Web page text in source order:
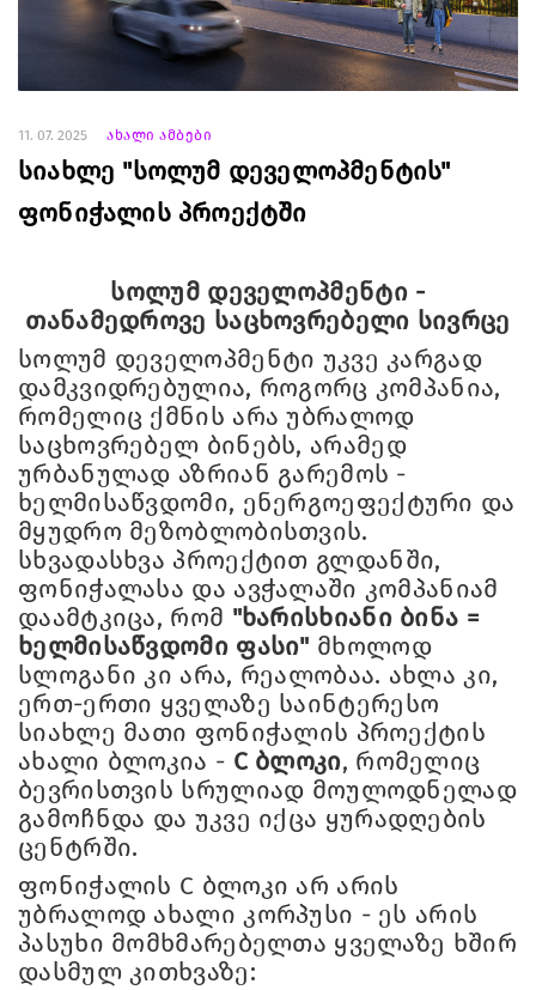
11. 07. 2025 ახალი ამბები
სიახლე "სოლუმ დეველოპმენტის"
ფონიჭალის პროექტში
სოლუმ დეველოპმენტი -
თანამედროვე საცხოვრებელი სივრცე
სოლუმ დეველოპმენტი უკვე კარგად
დამკვიდრებულია, როგორც კომპანია,
რომელიც ქმნის არა უბრალოდ
საცხოვრებელ ბინებს, არამედ
ურბანულად აზრიან გარემოს -
ხელმისაწვდომი, ენერგოეფექტური და
მყუდრო მეზობლობისთვის.
სხვადასხვა პროექტით გლდანში,
ფონიჭალასა და ავჭალაში კომპანიამ
დაამტკიცა, რომ "ხარისხიანი ბინა =
ხელმისაწვდომი ფასი" მხოლოდ
სლოგანი კი არა, რეალობაა. ახლა კი,
ერთ-ერთი ყველაზე საინტერესო
სიახლე მათი ფონიჭალის პროექტის
ახალი ბლოკია - C ბლოკი, რომელიც
ბევრისთვის სრულიად მოულოდნელად
გამოჩნდა და უკვე იქცა ყურადღების
ცენტრში.
ფონიჭალის C ბლოკი არ არის
უბრალოდ ახალი კორპუსი - ეს არის
პასუხი მომხმარებელთა ყველაზე ხშირ
დასმულ კითხვაზე: